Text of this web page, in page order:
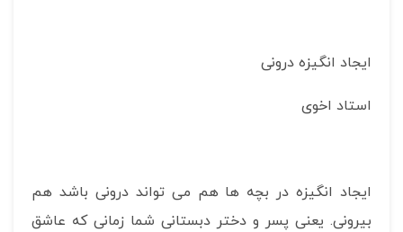
ایجاد انگیزه درونی
استاد اخوی
ایجاد انگیزه در بچه ها هم می تواند درونی باشد هم
بیرونی. یعنی پسر و دختر دبستانی شما زمانی که عاشق